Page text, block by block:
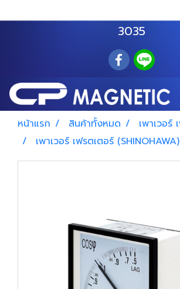
3035
หน้าแรก สินค้าทั้งหมด
เพาเวอร์
เพาเวอร์ เฟรตเตอร์ (SHINOHAWA)